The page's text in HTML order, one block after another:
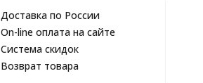
Доставка по России
On-line оплата на сайте
Система скидок
Возврат товара